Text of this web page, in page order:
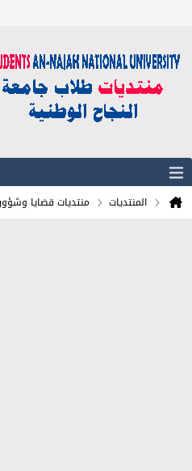
المنتديات منتديات قضايا